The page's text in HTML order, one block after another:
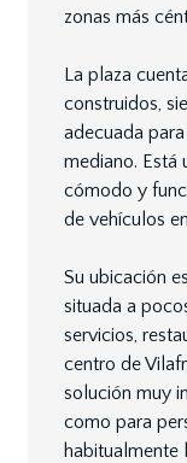
zonas más
La plaza
construidos,
adecuada
mediano. Está
cómodo y
de vehículos
Su ubicación
situada a
servicios,
centro de
solución muy
como para
habitualmente